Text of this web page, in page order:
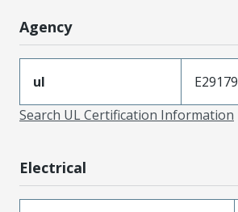
Agency
ul
E29179
Search UL Certification Information
Electrical